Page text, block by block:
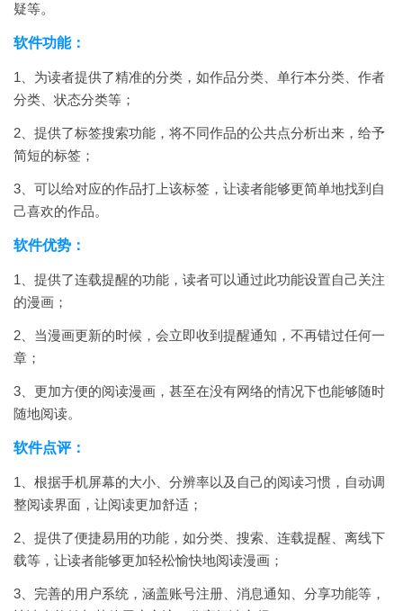
疑等。
软件功能：
1、为读者提供了精准的分类，如作品分类、单行本分类、作者
分类、状态分类等；
2、提供了标签搜索功能，将不同作品的公共点分析出来，给予
简短的标签；
3、可以给对应的作品打上该标签，让读者能够更简单地找到自
己喜欢的作品。
软件优势：
1、提供了连载提醒的功能，读者可以通过此功能设置自己关注
的漫画；
2、当漫画更新的时候，会立即收到提醒通知，不再错过任何一
章；
3、更加方便的阅读漫画，甚至在没有网络的情况下也能够随时
随地阅读。
软件点评：
1、根据手机屏幕的大小、分辨率以及自己的阅读习惯，自动调
整阅读界面，让阅读更加舒适；
2、提供了便捷易用的功能，如分类、搜索、连载提醒、离线下
载等，让读者能够更加轻松愉快地阅读漫画；
3、完善的用户系统，涵盖账号注册、消息通知、分享功能等，